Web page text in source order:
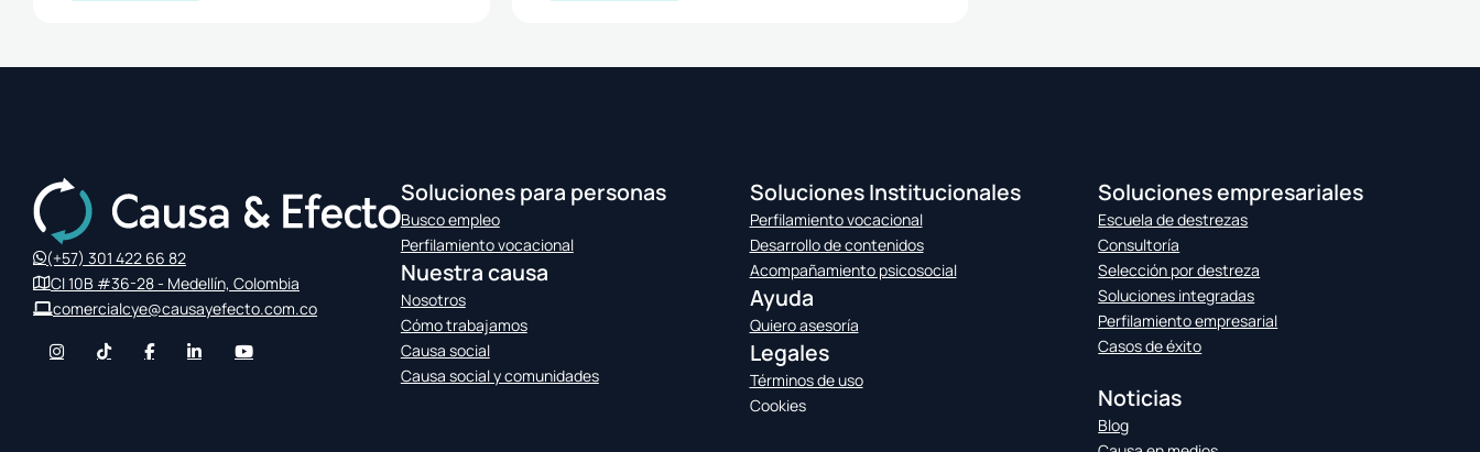
(+57) 301 422 66 82
Cl 10B #36-28 - Medellín, Colombia
comercialcye@causayefecto.com.co
Soluciones para personas
Busco empleo
Perfilamiento vocacional
Nuestra causa
Nosotros
Cómo trabajamos
Causa social
Causa social y comunidades
Soluciones Institucionales
Perfilamiento vocacional
Desarrollo de contenidos
Acompañamiento psicosocial
Ayuda
Quiero asesoría
Legales
Términos de uso
Cookies
Soluciones empresariales
Escuela de destrezas
Consultoría
Selección por destreza
Soluciones integradas
Perfilamiento empresarial
Casos de éxito
Noticias
Blog